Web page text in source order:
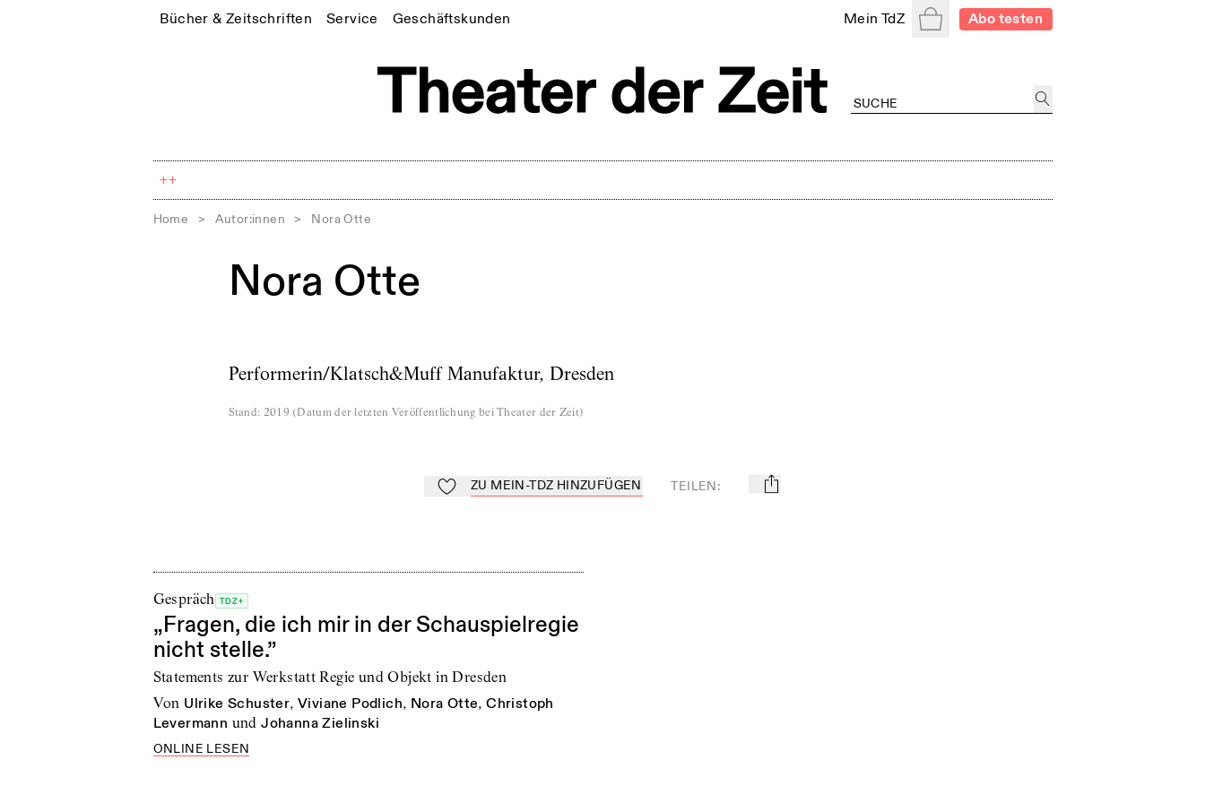
Bücher & Zeitschriften Service Geschäftskunden Mein TdZ WarenkorbAbo testen
++
Home > Autor:innen > Nora Otte
Nora Otte
Performerin/Klatsch&Muff Manufaktur, Dresden
Stand: 2019 (Datum der letzten Veröffentlichung bei Theater der Zeit)
Zu Mein-TdZ hinzufügen
ZU MEIN-TDZ HINZUFÜGEN TEILEN: mail
Gespräch TDZ+
„Fragen, die ich mir in der Schauspielregie
nicht stelle.”
Statements zur Werkstatt Regie und Objekt in Dresden
von Ulrike Schuster, Viviane Podlich, Nora Otte,Christoph
Levermann und Johanna Zielinski
ONLINE LESEN